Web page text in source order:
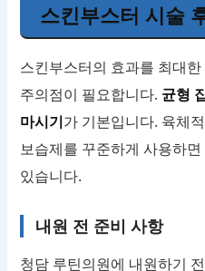
스킨부스터 시술
스킨부스터의 효과를 최대
주의점이 필요합니다. 균형
마시기가 기본입니다. 육체
보습제를 꾸준하게 사용하
있습니다.
내원 전 준비 사항
청담 루틴의원에 내원하기